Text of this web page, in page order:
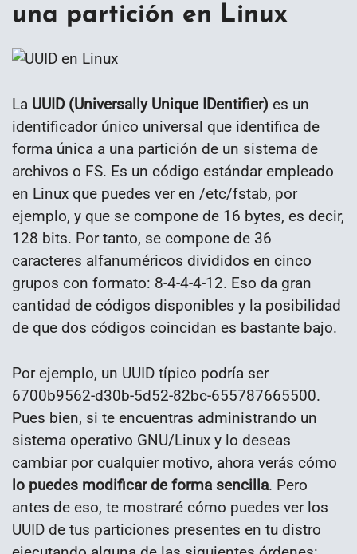
una partición en Linux
La UUID (Universally Unique IDentifier) es un
identificador único universal que identifica de
forma única a una partición de un sistema de
archivos o FS. Es un código estándar empleado
en Linux que puedes ver en /etc/fstab, por
ejemplo, y que se compone de 16 bytes, es decir,
128 bits. Por tanto, se compone de 36
caracteres alfanuméricos divididos en cinco
grupos con formato: 8-4-4-4-12. Eso da gran
cantidad de códigos disponibles y la posibilidad
de que dos códigos coincidan es bastante bajo.
Por ejemplo, un UUID típico podría ser
6700b9562-d30b-5d52-82bc-655787665500.
Pues bien, si te encuentras administrando un
sistema operativo GNU/Linux y lo deseas
cambiar por cualquier motivo, ahora verás cómo
lo puedes modificar de forma sencilla. Pero
antes de eso, te mostraré cómo puedes ver los
UUID de tus particiones presentes en tu distro